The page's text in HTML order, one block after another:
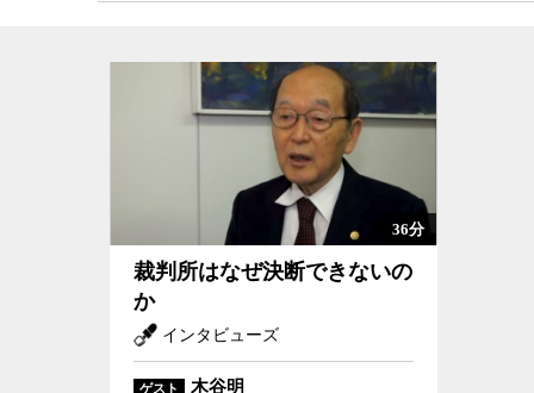
に公訴権を独占していることも検察の権限が強す
しかし、このことが逆に検察にとっては大きな
事件を厳選し有罪にできる事件しか起訴していな
ければならないことになる。しかし、人間なので
ことに後で気づくこともあるだろう。しかし、一
ければならない。刑事事件、とりわけ社会から注
などなってしまえば検察の信用はまる潰れだ。担
とになる。そうした中で冤罪が起きる。酷いケー
まで起きていたことが、近年明らかになっている。
36分
裁判所はなぜ決断できないの
か
インタビューズ
ゲスト 木谷明